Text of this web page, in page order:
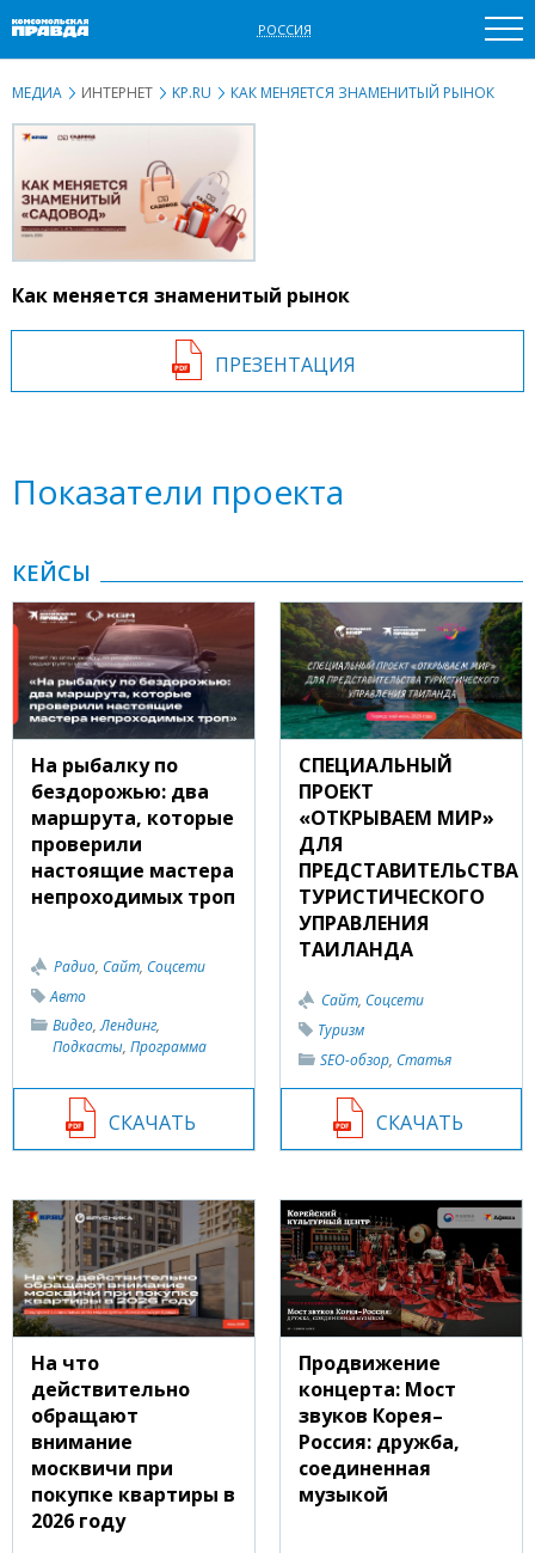
РОССИЯ
МЕДИА ИНТЕРНЕТ KP.RU КАК МЕНЯЕТСЯ ЗНАМЕНИТЫЙ РЫНОК
Как меняется знаменитый рынок
ПРЕЗЕНТАЦИЯ
Показатели проекта
КЕЙСЫ
На рыбалку по
бездорожью: два
маршрута, которые
проверили
настоящие мастера
непроходимых троп
Радио, Сайт, Соцсети
Авто
Видео,Лендинг,
Подкасты, Программа
СКАЧАТЬ
СПЕЦИАЛЬНЫЙ
ПРОЕКТ
«ОТКРЫВАЕМ МИР»
ДЛЯ
ПРЕДСТАВИТЕЛЬСТВА
ТУРИСТИЧЕСКОГО
УПРАВЛЕНИЯ
ТАИЛАНДА
Сайт, Соцсети
Туризм
SEO-обзор, Статья
СКАЧАТЬ
На что
действительно
обращают
внимание
москвичи при
покупке квартиры в
2026 году
Продвижение
концерта: Мост
звуков Корея–
Россия: дружба,
соединенная
музыкой